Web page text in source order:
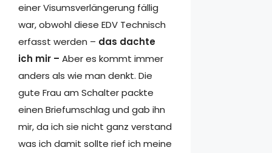
einer Visumsverlängerung fällig
war, obwohl diese EDV Technisch
erfasst werden – das dachte
ich mir – Aber es kommt immer
anders als wie man denkt. Die
gute Frau am Schalter packte
einen Briefumschlag und gab ihn
mir, da ich sie nicht ganz verstand
was ich damit sollte rief ich meine